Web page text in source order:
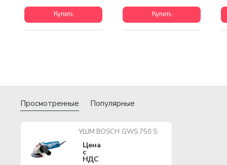
Купить Купить
Просмотренные Популярные
УШМ BOSCH GWS 750 S
Цена
с
НДС